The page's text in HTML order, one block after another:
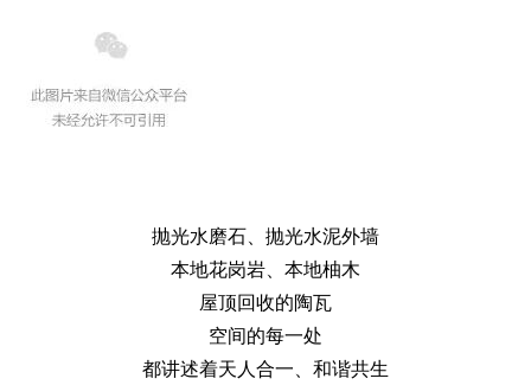
抛光水磨石、抛光水泥外墙
本地花岗岩、本地柚木
屋顶回收的陶瓦
空间的每一处
都讲述着天人合一、和谐共生